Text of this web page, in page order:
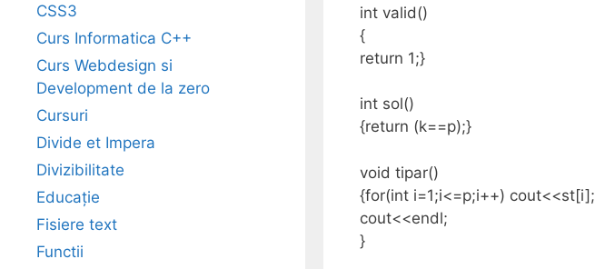
int valid()
{
return 1;}
int sol()
{return (k==p);}
void tipar()
{for(int i=1;i<=p;i++) cout<<st[i];
cout<<endl;
}
CSS3
Curs Informatica C++
Curs Webdesign si
Development de la zero
Cursuri
Divide et Impera
Divizibilitate
Educație
Fisiere text
Functii